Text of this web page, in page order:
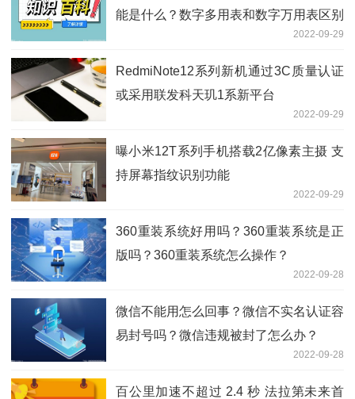
能是什么？数字多用表和数字万用表区别
2022-09-29
RedmiNote12系列新机通过3C质量认证
或采用联发科天玑1系新平台
2022-09-29
曝小米12T系列手机搭载2亿像素主摄 支
持屏幕指纹识别功能
2022-09-29
360重装系统好用吗？360重装系统是正
版吗？360重装系统怎么操作？
2022-09-28
微信不能用怎么回事？微信不实名认证容
易封号吗？微信违规被封了怎么办？
2022-09-28
百公里加速不超过 2.4 秒 法拉第未来首